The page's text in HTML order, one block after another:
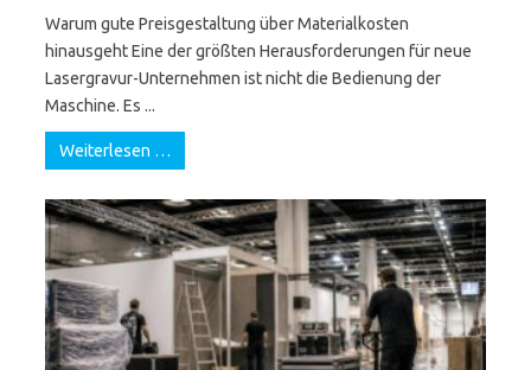
Warum gute Preisgestaltung über Materialkosten
hinausgeht Eine der größten Herausforderungen für neue
Lasergravur-Unternehmen ist nicht die Bedienung der
Maschine. Es ...
Weiterlesen …